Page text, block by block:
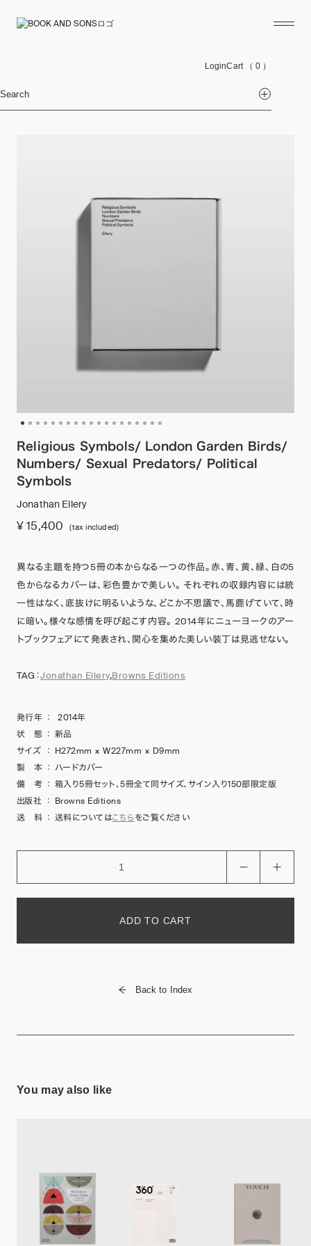
LoginCart （ 0 ）
Search
Religious Symbols/ London Garden Birds/
Numbers/ Sexual Predators/ Political
Symbols
Jonathan Ellery
¥ 15,400 (tax included)
異なる主題を持つ5冊の本からなる一つの作品。赤、青、黄、緑、白の5
色からなるカバーは、彩色豊かで美しい。 それぞれの収録内容には統
一性はなく、底抜けに明るいような、どこか不思議で、馬鹿げていて、時
に暗い。様々な感情を呼び起こす内容。 2014年にニューヨークのアー
トブックフェアにて発表され、関心を集めた美しい装丁は見逃せない。
TAG：Jonathan Ellery,Browns Editions
発行年 ：
2014年
状 態 ： 新品
サイズ
： H272mm × W227mm × D9mm
製 本 ： ハードカバー
備 考 ： 箱入り5冊セット、5冊全て同サイズ、サイン入り150部限定版
出版社 ： Browns Editions
送 料 ： 送料についてはこちらをご覧ください
ADD TO CART
Back to Index
You may also like